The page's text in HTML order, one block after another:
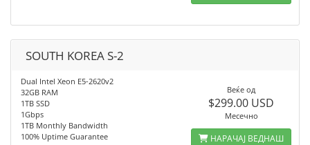
SOUTH KOREA S-2
Dual Intel Xeon E5-2620v2
32GB RAM
1TB SSD
1Gbps
1TB Monthly Bandwidth
100% Uptime Guarantee
Веќе од
$299.00 USD
Месечно
НАРАЧАЈ ВЕДНАШ